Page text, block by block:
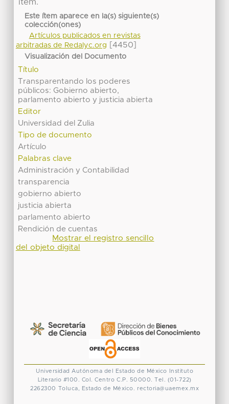
ítem.
Este ítem aparece en la(s) siguiente(s)
colección(ones)
Artículos publicados en revistas
arbitradas de Redalyc.org
[4450]
Visualización del Documento
Título
Transparentando los poderes
públicos: Gobierno abierto,
parlamento abierto y justicia abierta
Editor
Universidad del Zulia
Tipo de documento
Artículo
Palabras clave
Administración y Contabilidad
transparencia
gobierno abierto
justicia abierta
parlamento abierto
Rendición de cuentas
Mostrar el registro sencillo
del objeto digital
Universidad Autónoma del Estado de México
Instituto
Literario #100. Col. Centro C.P. 50000. Tel. (01-722)
2262300 Toluca, Estado de México. rectoria@uaemex.mx